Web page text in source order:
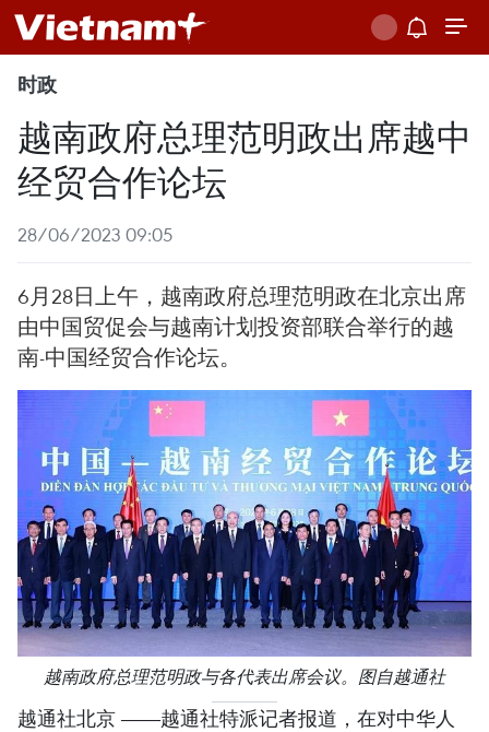
时政
越南政府总理范明政出席越中
经贸合作论坛
28/06/2023 09:05
6月28日上午，越南政府总理范明政在北京出席
由中国贸促会与越南计划投资部联合举行的越
南-中国经贸合作论坛。
越南政府总理范明政与各代表出席会议。图自越通社
越通社北京 ——越通社特派记者报道，在对中华人